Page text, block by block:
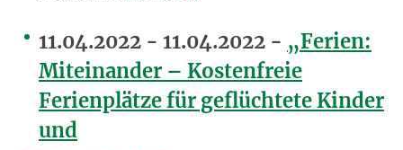
11.04.2022 - 11.04.2022 - „Ferien:
Miteinander – Kostenfreie
Ferienplätze für geflüchtete Kinder
und